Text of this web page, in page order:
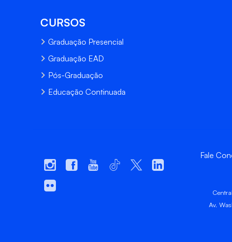
CURSOS
Graduação Presencial
Graduação EAD
Pós-Graduação
Educação Continuada
Fale
Av.